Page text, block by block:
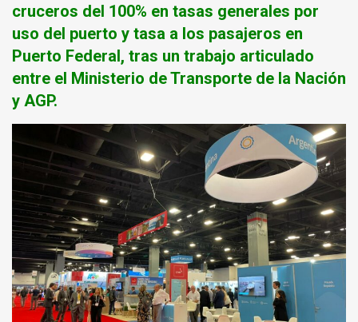
cruceros del 100% en tasas generales por
uso del puerto y tasa a los pasajeros en
Puerto Federal, tras un trabajo articulado
entre el Ministerio de Transporte de la Nación
y AGP.